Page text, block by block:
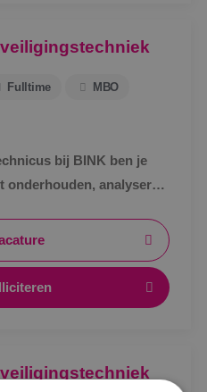
Fulltime MBO
bij BINK ben je
analyseren